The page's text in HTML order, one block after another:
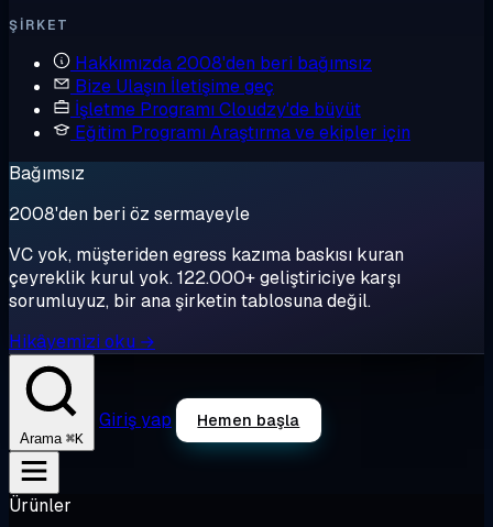
ŞIRKET
Hakkımızda 2008'den beri bağımsız
Bize Ulaşın İletişime geç
İşletme Programı Cloudzy'de büyüt
Eğitim Programı Araştırma ve ekipler için
Bağımsız
2008'den beri öz sermayeyle
VC yok, müşteriden egress kazıma baskısı kuran
çeyreklik kurul yok. 122.000+ geliştiriciye karşı
sorumluyuz, bir ana şirketin tablosuna değil.
Hikâyemizi oku →
Arama ⌘K
Giriş yap Hemen başla
Ürünler